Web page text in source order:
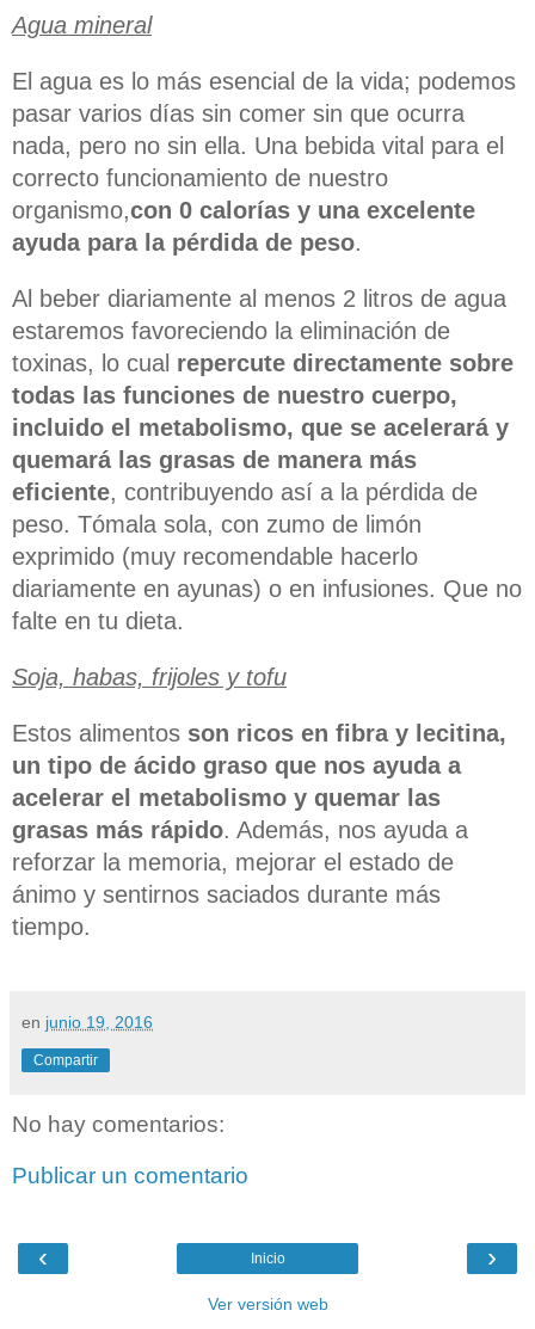
Agua mineral
El agua es lo más esencial de la vida; podemos
pasar varios días sin comer sin que ocurra
nada, pero no sin ella. Una bebida vital para el
correcto funcionamiento de nuestro
organismo,con 0 calorías y una excelente
ayuda para la pérdida de peso.
Al beber diariamente al menos 2 litros de agua
estaremos favoreciendo la eliminación de
toxinas, lo cual repercute directamente sobre
todas las funciones de nuestro cuerpo,
incluido el metabolismo, que se acelerará y
quemará las grasas de manera más
eficiente, contribuyendo así a la pérdida de
peso. Tómala sola, con zumo de limón
exprimido (muy recomendable hacerlo
diariamente en ayunas) o en infusiones. Que no
falte en tu dieta.
Soja, habas, frijoles y tofu
Estos alimentos son ricos en fibra y lecitina,
un tipo de ácido graso que nos ayuda a
acelerar el metabolismo y quemar las
grasas más rápido. Además, nos ayuda a
reforzar la memoria, mejorar el estado de
ánimo y sentirnos saciados durante más
tiempo.
en junio 19, 2016
Compartir
No hay comentarios:
Publicar un comentario
‹ ›
Inicio
Ver versión web